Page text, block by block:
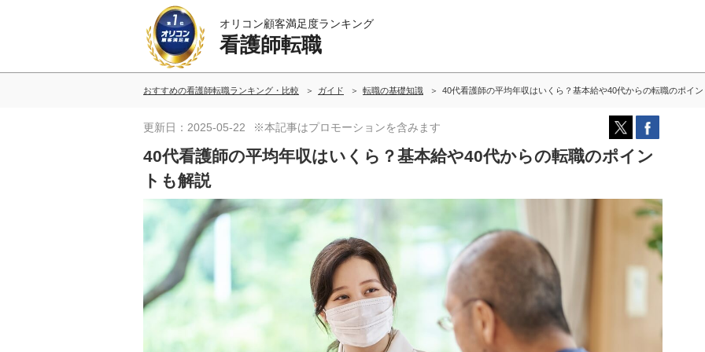
オリコン顧客満足度ランキング
看護師転職
おすすめの看護師転職ランキング・比較 ガイド 転職の基礎知識 40代看護師の平均年収はいくら？基本給や40代からの転職のポイン
更新日：2025-05-22 ※本記事はプロモーションを含みます
40代看護師の平均年収はいくら？基本給や40代からの転職のポイン
トも解説